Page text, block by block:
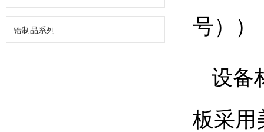
锆制品系列
号））
设备
板采用